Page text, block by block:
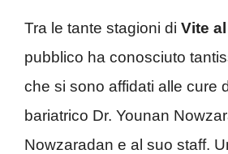
Tra le tante stagioni di Vite
pubblico ha conosciuto
che si sono affidati alle cure
bariatrico Dr. Younan
Nowzaradan e al suo staff.